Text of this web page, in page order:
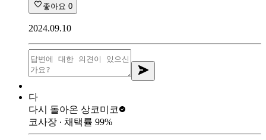
좋아요 0
2024.09.10
다
다시 돌아온 상코미코
코사장 ∙ 채택률 99%